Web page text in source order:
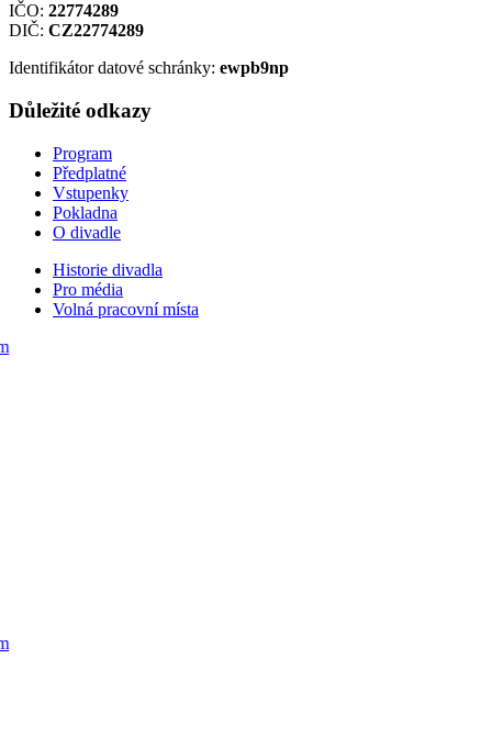
IČO: 22774289
DIČ: CZ22774289
Identifikátor datové schránky: ewpb9np
Důležité odkazy
Program
Předplatné
Vstupenky
Pokladna
O divadle
Historie divadla
Pro média
Volná pracovní místa